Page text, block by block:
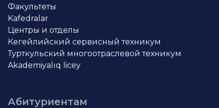
Факультеты
Kafedralar
Центры и отделы
Кегейлийский сервисный техникум
Турткульский многоотраслевой техникум
Akademiyalıq licey
Абитуриентам